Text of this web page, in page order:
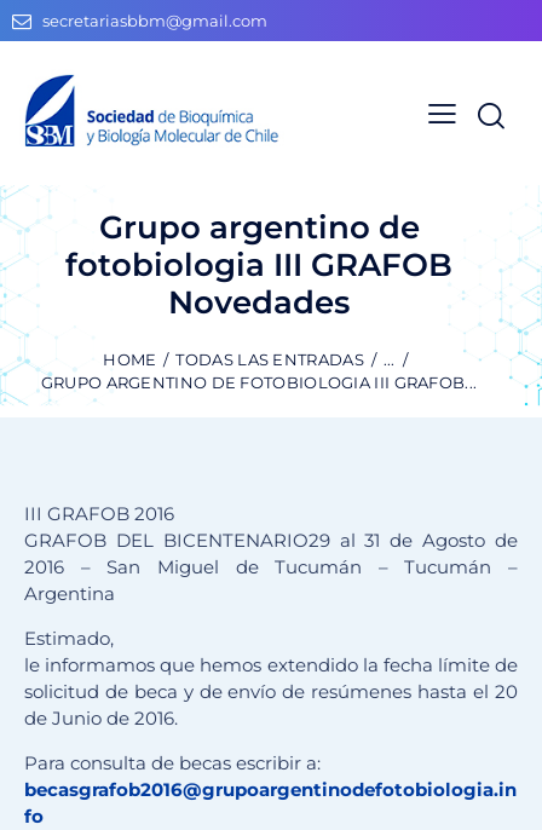
secretariasbbm@gmail.com
Grupo argentino de
fotobiologia III GRAFOB
Novedades
HOME TODAS LAS ENTRADAS
...
GRUPO ARGENTINO DE FOTOBIOLOGIA III GRAFOB...
III GRAFOB 2016
GRAFOB DEL BICENTENARIO29 al 31 de Agosto de
2016 – San Miguel de Tucumán – Tucumán –
Argentina
Estimado,
le informamos que hemos extendido la fecha límite de
solicitud de beca y de envío de resúmenes hasta el 20
de Junio de 2016.
Para consulta de becas escribir a:
becasgrafob2016@grupoargentinodefotobiologia.in
fo